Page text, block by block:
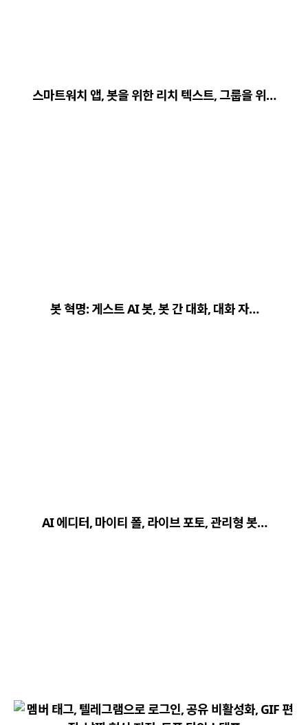
스마트워치 앱, 봇을 위한 리치 텍스트, 그룹을 위…
봇 혁명: 게스트 AI 봇, 봇 간 대화, 대화 자…
AI 에디터, 마이티 폴, 라이브 포토, 관리형 봇…